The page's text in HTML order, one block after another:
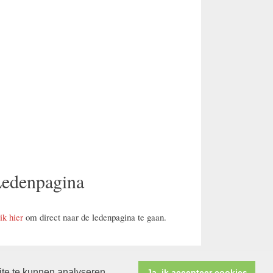
hier om direct naar de ledenpagina te gaan.